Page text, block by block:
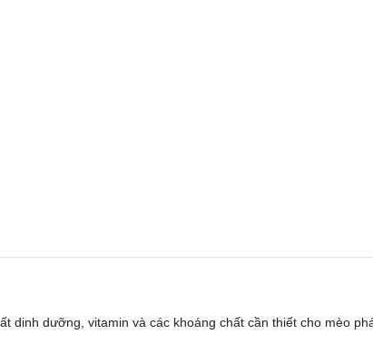
dưỡng, vitamin và các khoáng chất cần thiết cho mèo